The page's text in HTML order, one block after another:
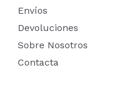
Envíos
Devoluciones
Sobre Nosotros
Contacta